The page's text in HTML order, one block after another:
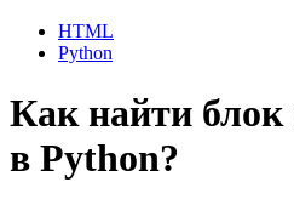
HTML
Python
Как найти блок
в Python?